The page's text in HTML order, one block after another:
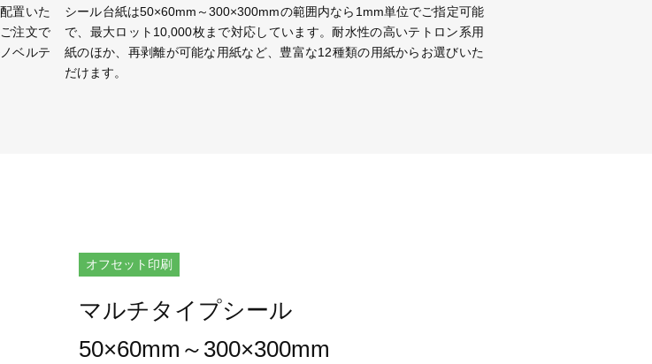
置いた
注文で
ベルテ
シール台紙は50×60mm～300×300mmの範囲内なら1mm単位でご指定可能
で、最大ロット10,000枚まで対応しています。耐水性の高いテトロン系用
紙のほか、再剥離が可能な用紙など、豊富な12種類の用紙からお選びいた
だけます。
オフセット印刷
マルチタイプシール
50×60mm～300×300mm